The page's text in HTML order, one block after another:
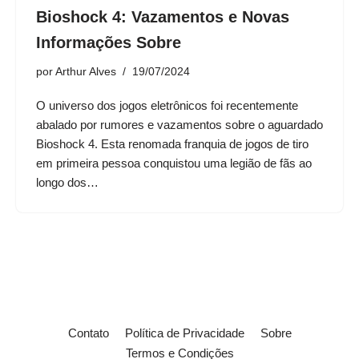
Bioshock 4: Vazamentos e Novas
Informações Sobre
por Arthur Alves 19/07/2024
O universo dos jogos eletrônicos foi recentemente
abalado por rumores e vazamentos sobre o aguardado
Bioshock 4. Esta renomada franquia de jogos de tiro
em primeira pessoa conquistou uma legião de fãs ao
longo dos…
Contato Política de Privacidade
Sobre
Termos e Condições